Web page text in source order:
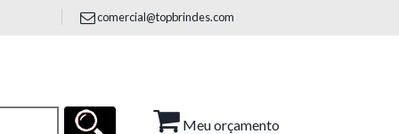
comercial@topbrindes.com
Meu orçamento